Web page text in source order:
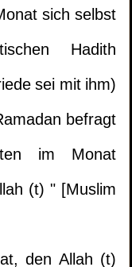
sich selbst
Hadith
sei mit ihm)
befragt
im Monat
(t) " [Muslim
den Allah (t)